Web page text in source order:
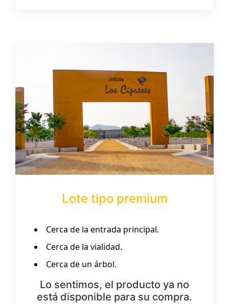
Lote tipo premium
Cerca de la entrada principal.
Cerca de la vialidad.
Cerca de un árbol.
Lo sentimos, el producto ya no
está disponible para su compra.